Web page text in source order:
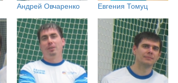
Андрей Овчаренко Евгения Томуц